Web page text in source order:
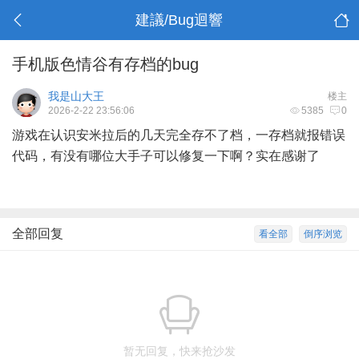
建議/Bug迴響
手机版色情谷有存档的bug
楼主
我是山大王
5385 0
2026-2-22 23:56:06
游戏在认识安米拉后的几天完全存不了档，一存档就报错误
代码，有没有哪位大手子可以修复一下啊？实在感谢了
倒序浏览
看全部
全部回复
暂无回复，快来抢沙发